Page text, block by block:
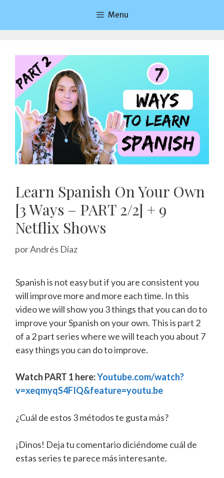
contenido
Menu
Learn Spanish On Your Own
[3 Ways – PART 2/2] + 9
Netflix Shows
porAndrés Díaz
Spanish is not easy but if you are consistent you
will improve more and more each time. In this
video we will show you 3 things that you can do to
improve your Spanish on your own. This is part 2
of a 2 part series where we will teach you about 7
easy things you can do to improve.
Watch PART 1 here:Youtube.com/watch?
v=xeqmyqS4FIQ&feature=youtu.be
¿Cuál de estos 3 métodos te gusta más?
¡Dinos! Deja tu comentario diciéndome cuál de
estas series te parece más interesante.